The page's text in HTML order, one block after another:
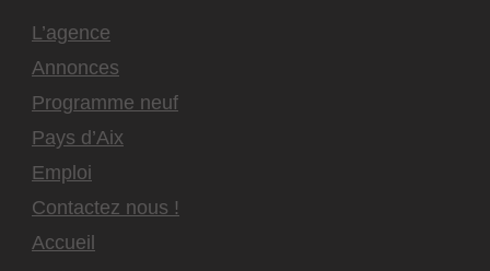
L’agence
Annonces
Programme neuf
Pays d’Aix
Emploi
Contactez nous !
Accueil